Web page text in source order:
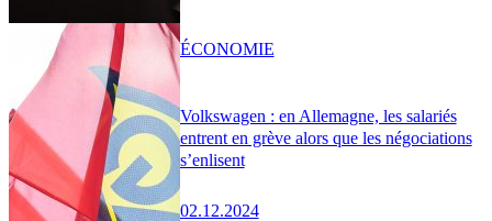
Volkswagen : en Allemagne, les salariés
entrent en grève alors que les négociations
s’enlisent
02.12.2024
ÉCONOMIE